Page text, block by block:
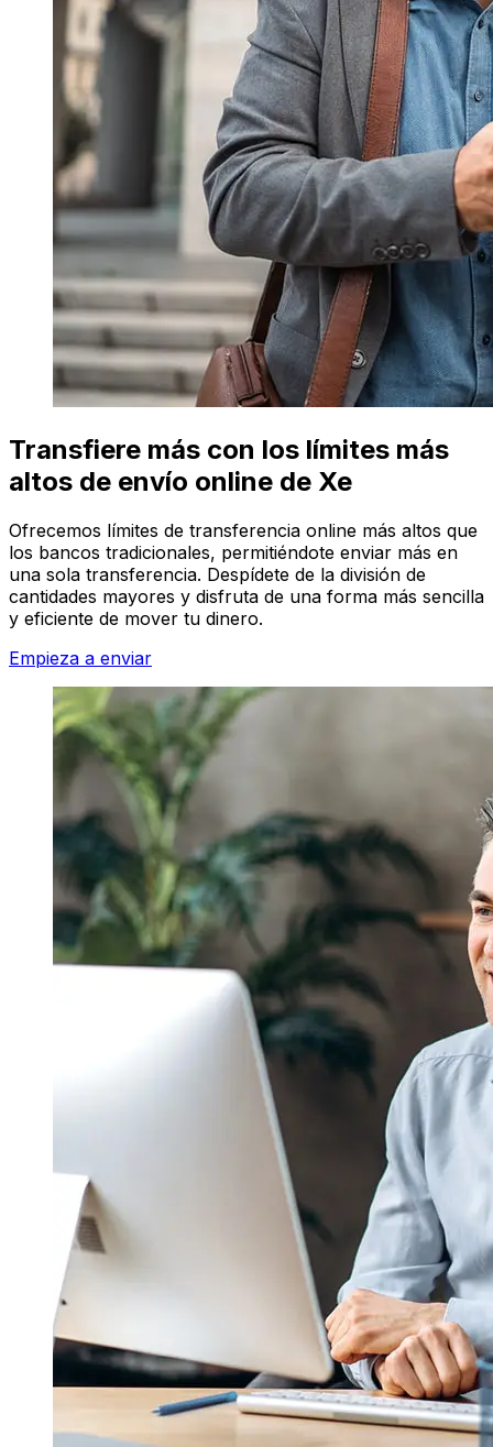
Transfiere más con los límites más
altos de envío online de Xe
Ofrecemos límites de transferencia online más altos que
los bancos tradicionales, permitiéndote enviar más en
una sola transferencia. Despídete de la división de
cantidades mayores y disfruta de una forma más sencilla
y eficiente de mover tu dinero.
Empieza a enviar